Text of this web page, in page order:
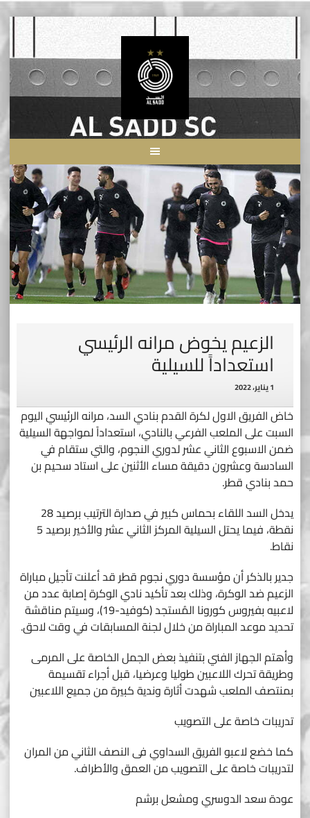
content
الزعيم يخوض مرانه الرئيسي
استعداداً للسيلية
1 يناير، 2022
خاض الفريق الاول لكرة القدم بنادي السد، مرانه الرئيسي اليوم
السبت على الملعب الفرعي بالنادي، استعداداً لمواجهة السيلية
ضمن الاسبوع الثاني عشر لدوري النجوم، والتي ستقام في
السادسة وعشرون دقيقة مساء الأثنين على استاد سحيم بن
حمد بنادي قطر.
يدخل السد اللقاء بحماس كبير في صدارة الترتيب برصيد 28
نقطة، فيما يحتل السيلية المركز الثاني عشر والأخير برصيد 5
نقاط.
جدير بالذكر أن مؤسسة دوري نجوم قطر قد أعلنت تأجيل مباراة
الزعيم ضد الوكرة، وذلك بعد تأكيد نادي الوكرة إصابة عدد من
لاعبيه بفيروس كورونا المُستجد (كوفيد-19)، وسيتم مناقشة
تحديد موعد المباراة من خلال لجنة المسابقات في وقت لاحق.
وأهتم الجهاز الفني بتنفيذ بعض الجمل الخاصة على المرمى
وطريقة تحرك اللاعبين طوليا وعرضيا، قبل أجراء تقسيمة
بمنتصف الملعب شهدت أثارة وندية كبيرة من جميع اللاعبين
تدريبات خاصة على التصويب
كما خضع لاعبو الفريق السداوي فى النصف الثاني من المران
لتدريبات خاصة على التصويب من العمق والأطراف.
عودة سعد الدوسري ومشعل برشم